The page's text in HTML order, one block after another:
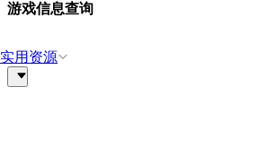
实用资源
游戏信息查询